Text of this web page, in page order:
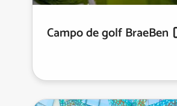
Campo de golf BraeBen